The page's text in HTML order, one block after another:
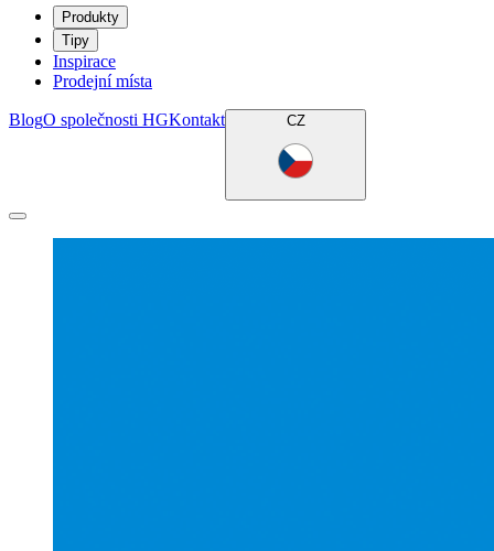
Produkty
Tipy
Inspirace
Prodejní místa
BlogO společnosti HGKontakt CZ